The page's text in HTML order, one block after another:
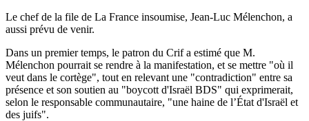
Le chef de la file de La France insoumise, Jean-Luc Mélenchon, a
aussi prévu de venir.
Dans un premier temps, le patron du Crif a estimé que M.
Mélenchon pourrait se rendre à la manifestation, et se mettre "où il
veut dans le cortège", tout en relevant une "contradiction" entre sa
présence et son soutien au "boycott d'Israël BDS" qui exprimerait,
selon le responsable communautaire, "une haine de l’État d'Israël et
des juifs".